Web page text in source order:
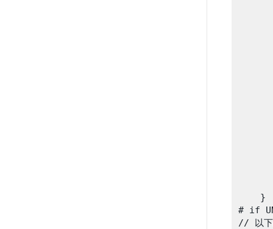
    }
# if
// 以下